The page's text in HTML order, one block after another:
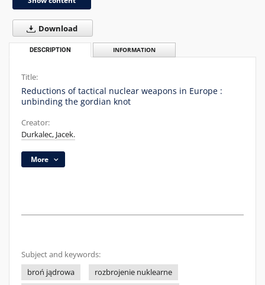
Download
DESCRIPTION INFORMATION
Title:
Reductions of tactical nuclear weapons in Europe :
unbinding the gordian knot
Creator:
Durkalec, Jacek.
More
Subject and keywords:
broń jądrowa
rozbrojenie nuklearne